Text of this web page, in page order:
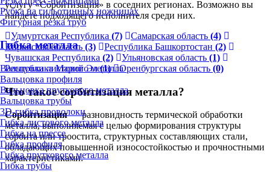
Рубка на гильотинных ножницах
Фигурная резка труб
Гибка металла
Вальцовка листового металла
Вальцовка профиля
Вальцовка пруткового металла
Вальцовка трубы
3D-гибка проволоки
Гибка листового металла
Гибка на прессе
Гибка профиля
Гибка пруткового металла
Гибка трубы
услугу «Сорбитизация» в соседних регионах. Возможно вы
найдете подходящего исполнителя среди них.
Удмуртская Республика (7) Самарская область (4)
Кировская область (3) Республика Башкортостан (2)
Чувашская Республика (2) Ульяновская область (1)
Республика Марий Эл(1) Оренбургская область (0)
Что такое сорбитизация металла?
Сорбитизация— разновидность термической обработки
металла, выполняемая с целью формирования структуры
сорбита или троостита, структурных составляющих стали,
обладающих повышенной износостойкостью и прочностными
характеристиками.